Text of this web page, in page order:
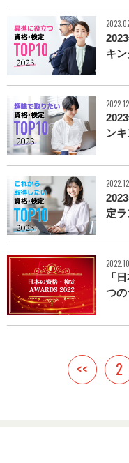
キ
ン
定
「
つ
<< 2